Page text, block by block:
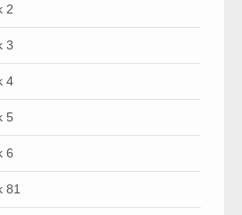
2
3
4
5
6
81